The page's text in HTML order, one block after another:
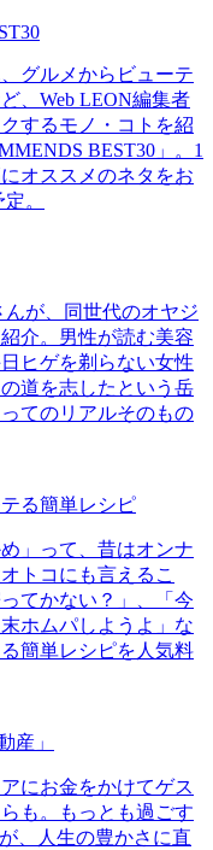
グルメからビューテ
、Web LEON編集者
するモノ・コトを紹
BEST30」。1
オススメのネタをお
。
が、同世代のオヤジ
介。男性が読む美容
ヒゲを剃らない女性
道を志したという岳
てのリアルそのもの
る簡単レシピ
」って、昔はオンナ
トコにも言えるこ
てかない？」、「今
ホムパしようよ」な
簡単レシピを人気料
産」
にお金をかけてゲス
も。もっとも過ごす
、人生の豊かさに直